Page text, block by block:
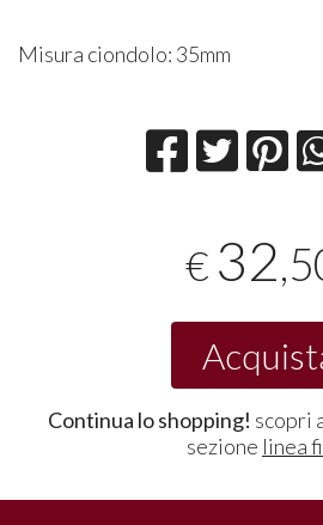
Misura ciondolo: 35mm
€ 32
Continua lo shopping! scopri
sezione linea